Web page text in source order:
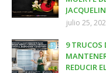
julio 25,
9 TRUCOS
REDUCIR